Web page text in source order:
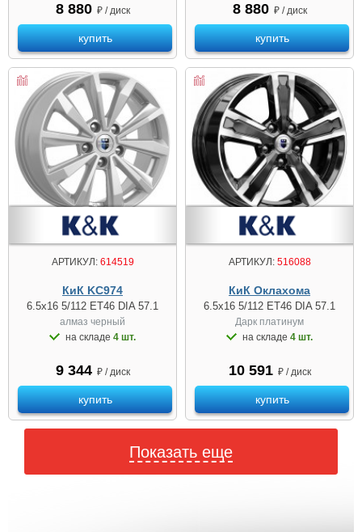
8 880 ₽ / диск
купить
8 880 ₽ / диск
купить
АРТИКУЛ:614519
КиК KC974
6.5x16 5/112 ET46 DIA 57.1
алмаз чeрный
на складе 4 шт.
9 344 ₽ / диск
купить
АРТИКУЛ:516088
КиК Оклахома
6.5x16 5/112 ET46 DIA 57.1
Дарк платинум
на складе 4 шт.
10 591 ₽ / диск
купить
Показать еще